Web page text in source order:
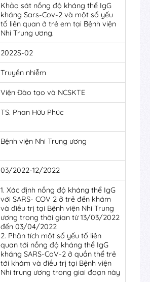
Khảo sát nồng độ kháng thể IgG
kháng Sars-Cov-2 và một số yếu
tố liên quan ở trẻ em tại Bệnh viện
Nhi Trung ương.
2022S-02
Truyền nhiễm
Viện Đào tạo và NCSKTE
TS. Phan Hữu Phúc
Bệnh viện Nhi Trung ương
03/2022-12/2022
1. Xác định nồng độ kháng thể IgG
với SARS- COV 2 ở trẻ đến khám
và điều trị tại Bệnh viện Nhi Trung
ương trong thời gian từ 13/03/2022
đến 03/04/2022
2. Phân tích một số yếu tố liên
quan tới nồng độ kháng thể IgG
kháng SARS-CoV-2 ở quần thể trẻ
tới khám và điều trị tại Bệnh viện
Nhi trung ương trong giai đoạn này